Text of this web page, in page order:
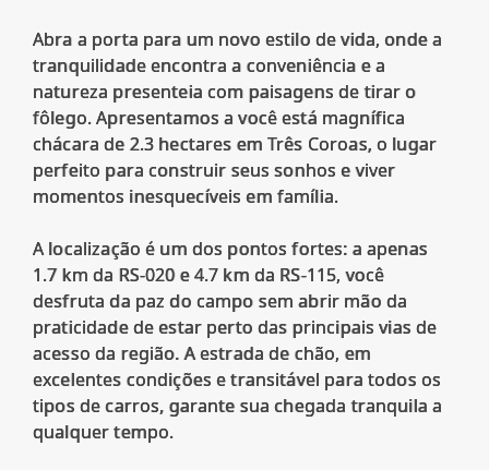
Abra a porta para um novo estilo de vida, onde a
tranquilidade encontra a conveniência e a
natureza presenteia com paisagens de tirar o
fôlego. Apresentamos a você está magnífica
chácara de 2.3 hectares em Três Coroas, o lugar
perfeito para construir seus sonhos e viver
momentos inesquecíveis em família.
A localização é um dos pontos fortes: a apenas
1.7 km da RS-020 e 4.7 km da RS-115, você
desfruta da paz do campo sem abrir mão da
praticidade de estar perto das principais vias de
acesso da região. A estrada de chão, em
excelentes condições e transitável para todos os
tipos de carros, garante sua chegada tranquila a
qualquer tempo.